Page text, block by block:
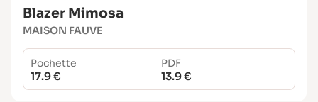
Blazer Mimosa
MAISON FAUVE
Pochette
17.9 €
PDF
13.9 €